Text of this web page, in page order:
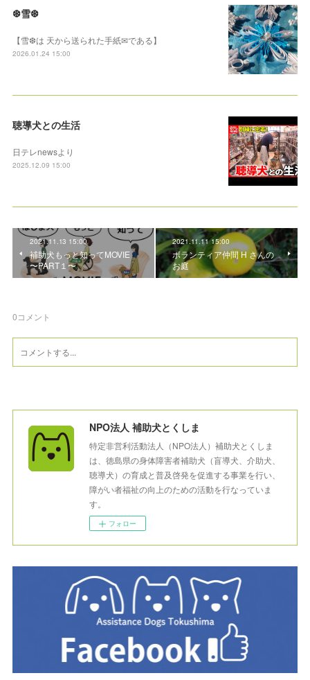
❆雪❆
【雪❆は 天から送られた手紙✉である】
2026.01.24 15:00
聴導犬との生活
日テレnewsより
2025.12.09 15:00
2021.11.13 15:00
補助犬もっと知ってMOVIE
〜PART１〜
2021.11.11 15:00
ボランティア仲間 H さんの
お庭
0コメント
NPO法人 補助犬とくしま
特定非営利活動法人（NPO法人）補助犬とくしま
は、徳島県の身体障害者補助犬（盲導犬、介助犬、
聴導犬）の育成と普及啓発を促進する事業を行い、
障がい者福祉の向上のための活動を行なっていま
す。
フォロー